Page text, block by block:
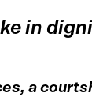
in
a